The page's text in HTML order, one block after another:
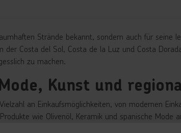
Strände bekannt, sondern auch für seine
der Costa del Sol, Costa de la Luz und Costa
zu machen.
Kunst und
an Einkaufsmöglichkeiten, von modernen
wie Olivenöl, Keramik und spanische Mode
Lederwaren bis hin zu frischem Obst und